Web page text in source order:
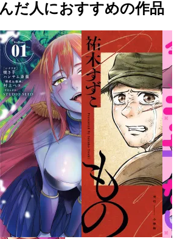
だ人におすすめの作品